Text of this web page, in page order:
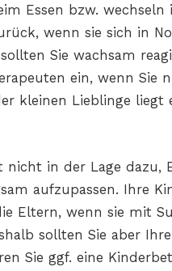
Essen bzw. wechseln
wenn sie sich in
Sie wachsam
ein, wenn Sie
kleinen Lieblinge
nicht in der Lage dazu,
aufzupassen. Ihre
Eltern, wenn sie mit
sollten Sie aber
Sie ggf. eine